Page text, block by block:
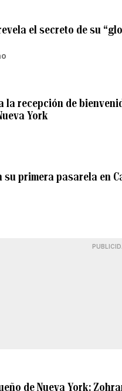
el secreto de su
la recepción de
York
primera pasarela en
de Nueva York: